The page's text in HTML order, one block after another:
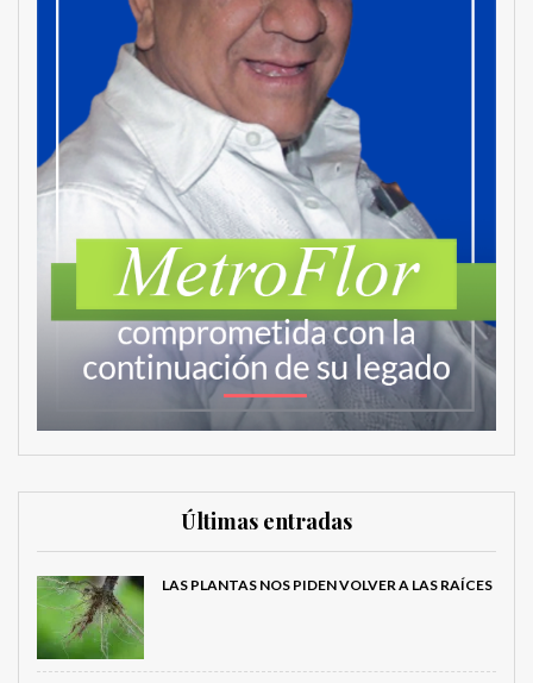
Últimas entradas
LAS PLANTAS NOS PIDEN VOLVER A LAS RAÍCES